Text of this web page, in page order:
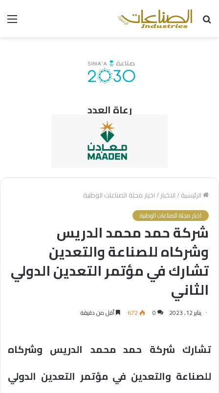
رعاة العدد
الرئيسية/الاخبار/اخبار مجلة الصناعات الوطنية
اخبار مجلة الصناعات الوطنية
شركة حمد محمد الدريس
وشركاه للصناعة والتعدين
تشارك في مؤتمر التعدين الدولي
الثاني
يناير 12, 2023 0
672 أقل من دقيقة
تشارك شركة حمد محمد الدريس وشركاه
للصناعة والتعدين في مؤتمر التعدين الدولي